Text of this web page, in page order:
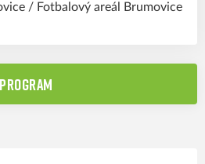
/ Fotbalový areál Brumovice